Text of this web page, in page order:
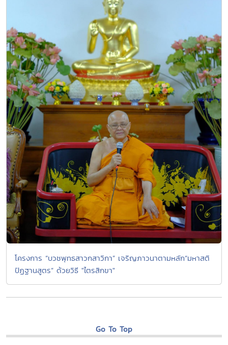
โครงการ “บวชพุทธสาวกสาวิกา” เจริญภาวนาตามหลัก“มหาสติ
ปัฏฐานสูตร” ด้วยวิธี "ไตรสิกขา"
Go To Top